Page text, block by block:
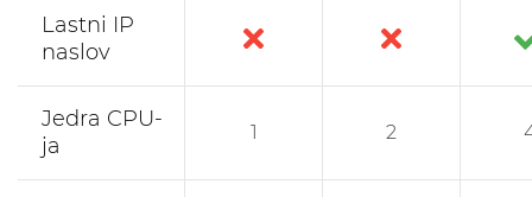
Lastni IP
naslov
Jedra CPU-
ja
1 2